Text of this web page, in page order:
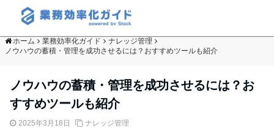
ホーム 業務効率化ガイド
ナレッジ管理
ノウハウの蓄積・管理を成功させるには？おすすめツールも紹介
ノウハウの蓄積・管理を成功させるには？お
すすめツールも紹介
2025年3月18日 ナレッジ管理